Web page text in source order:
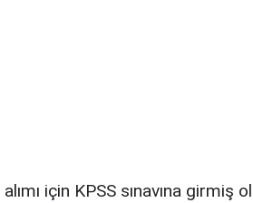
için KPSS sınavına girmiş